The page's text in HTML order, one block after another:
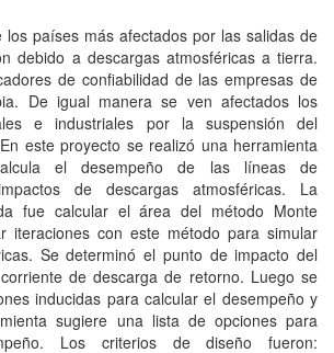
los países más afectados por las salidas de
debido a descargas atmosféricas a tierra.
de confiabilidad de las empresas de
De igual manera se ven afectados los
e industriales por la suspensión del
este proyecto se realizó una herramienta
el desempeño de las líneas de
de descargas atmosféricas. La
fue calcular el área del método Monte
iteraciones con este método para simular
Se determinó el punto de impacto del
de descarga de retorno. Luego se
inducidas para calcular el desempeño y
sugiere una lista de opciones para
Los criterios de diseño fueron: